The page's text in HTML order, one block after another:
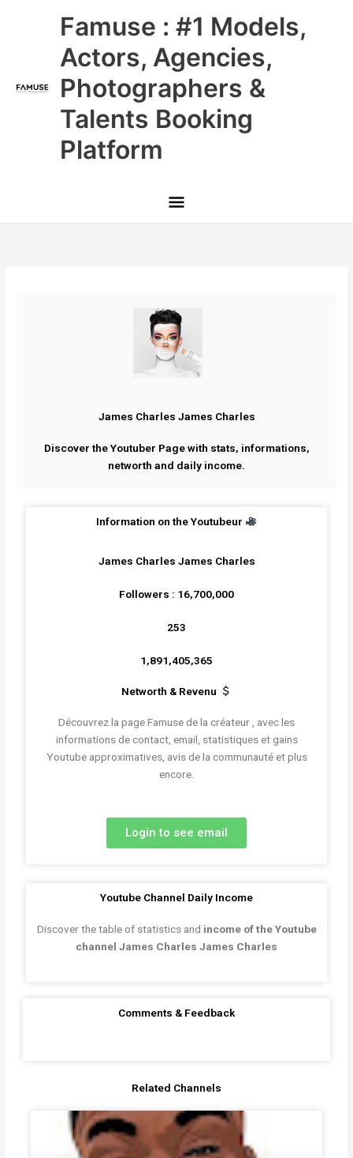
Famuse : #1 Models,
Actors, Agencies,
Photographers &
Talents Booking
Platform
Main
Menu
James Charles James Charles
Discover the Youtuber Page with stats, informations,
networth and daily income.
Information on the Youtubeur
James Charles James Charles
Followers : 16,700,000
253
1,891,405,365
Networth & Revenu
Découvrez la page Famuse de la créateur , avec les
informations de contact, email, statistiques et gains
Youtube approximatives, avis de la communauté et plus
encore.
Login to see email
Youtube Channel Daily Income
Discover the table of statistics and income of the Youtube
channel James Charles James Charles
Comments & Feedback
Related Channels